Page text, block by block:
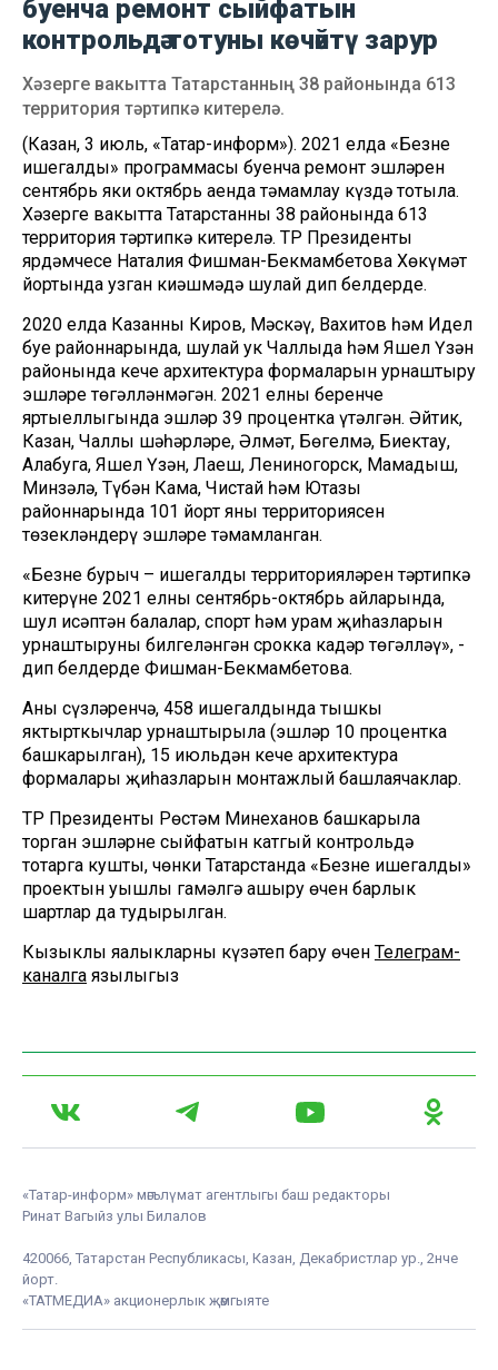
буенча ремонт сыйфатын
контрольдә тотуны көчәйтү зарур
Хәзерге вакытта Татарстанның 38 районында 613
территория тәртипкә китерелә.
(Казан, 3 июль, «Татар-информ»). 2021 елда «Безнең
ишегалды» программасы буенча ремонт эшләрен
сентябрь яки октябрь аенда тәмамлау күздә тотыла.
Хәзерге вакытта Татарстанның 38 районында 613
территория тәртипкә китерелә. ТР Президенты
ярдәмчесе Наталия Фишман-Бекмамбетова Хөкүмәт
йортында узган киңәшмәдә шулай дип белдерде.
2020 елда Казанның Киров, Мәскәү, Вахитов һәм Идел
буе районнарында, шулай ук Чаллыда һәм Яшел Үзән
районында кече архитектура формаларын урнаштыру
эшләре төгәлләнмәгән. 2021 елның беренче
яртыеллыгында эшләр 39 процентка үтәлгән. Әйтик,
Казан, Чаллы шәһәрләре, Әлмәт, Бөгелмә, Биектау,
Алабуга, Яшел Үзән, Лаеш, Лениногорск, Мамадыш,
Минзәлә, Түбән Кама, Чистай һәм Ютазы
районнарында 101 йорт яны территориясен
төзекләндерү эшләре тәмамланган.
«Безнең бурыч – ишегалды территорияләрен тәртипкә
китерүне 2021 елның сентябрь-октябрь айларында,
шул исәптән балалар, спорт һәм урам җиһазларын
урнаштыруны билгеләнгән срокка кадәр төгәлләү», -
дип белдерде Фишман-Бекмамбетова.
Аның сүзләренчә, 458 ишегалдында тышкы
яктырткычлар урнаштырыла (эшләр 10 процентка
башкарылган), 15 июльдән кече архитектура
формалары җиһазларын монтажлый башлаячаклар.
ТР Президенты Рөстәм Миңнеханов башкарыла
торган эшләрнең сыйфатын катгый контрольдә
тотарга кушты, чөнки Татарстанда «Безнең ишегалды»
проектын уңышлы гамәлгә ашыру өчен барлык
шартлар да тудырылган.
Кызыклы яңалыкларны күзәтеп бару өчен Телеграм-
каналга язылыгыз
«Татар-информ» мәгълүмат агентлыгы баш редакторы
Ринат Вагыйз улы Билалов
420066, Татарстан Республикасы, Казан, Декабристлар ур., 2нче
йорт.
«ТАТМЕДИА» акционерлык җәмгыяте